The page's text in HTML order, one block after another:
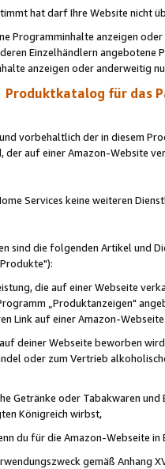
hat darf Ihre Website nicht
Programminhalte anzeigen
Einzelhändlern
anzeigen oder anderweitig
Produktkatalog für das
vorbehaltlich der in diesem
der auf einer Amazon-Website
Services keine weiteren
sind die folgenden Artikel und
die auf einer Webseite
„Produktanzeigen"
Link auf einer Amazon-
deiner Webseite beworben
oder zum Vertrieb
Getränke oder Tabakwaren
Königreich wirbst,
du für die Amazon-Webseite in
gemäß Anhang